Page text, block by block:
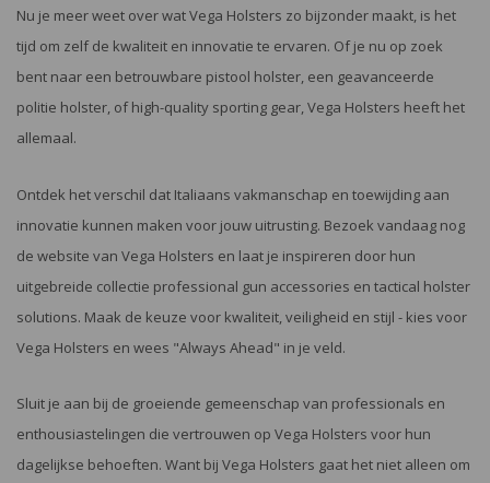
Nu je meer weet over wat Vega Holsters zo bijzonder maakt, is het
tijd om zelf de kwaliteit en innovatie te ervaren. Of je nu op zoek
bent naar een betrouwbare pistool holster, een geavanceerde
politie holster, of high-quality sporting gear, Vega Holsters heeft het
allemaal.
Ontdek het verschil dat Italiaans vakmanschap en toewijding aan
innovatie kunnen maken voor jouw uitrusting. Bezoek vandaag nog
de website van Vega Holsters en laat je inspireren door hun
uitgebreide collectie professional gun accessories en tactical holster
solutions. Maak de keuze voor kwaliteit, veiligheid en stijl - kies voor
Vega Holsters en wees "Always Ahead" in je veld.
Sluit je aan bij de groeiende gemeenschap van professionals en
enthousiastelingen die vertrouwen op Vega Holsters voor hun
dagelijkse behoeften. Want bij Vega Holsters gaat het niet alleen om